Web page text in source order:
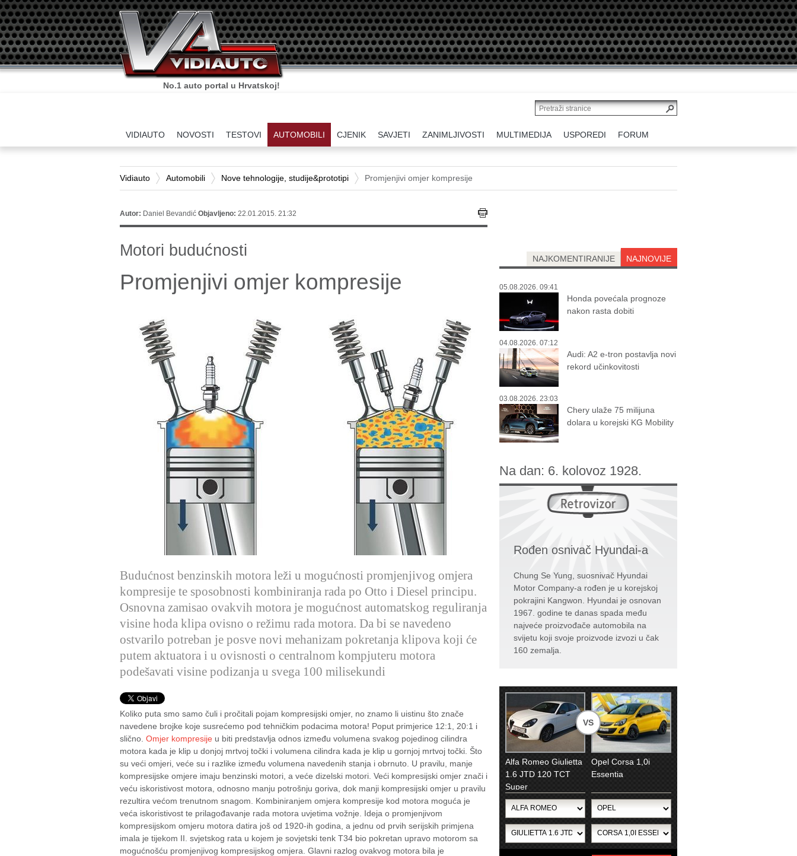
Sve što o autima trebate znati.
VIDIAUTO NOVOSTI TESTOVI AUTOMOBILI CJENIK SAVJETI ZANIMLJIVOSTI MULTIMEDIJA USPOREDI FORUM
Vidiauto Automobili Nove tehnologije, studije&prototipi Promjenjivi omjer kompresije
Autor: Daniel Bevandić Objavljeno: 22.01.2015. 21:32
Motori budućnosti
Promjenjivi omjer kompresije
Budućnost benzinskih motora leži u mogućnosti promjenjivog omjera
kompresije te sposobnosti kombiniranja rada po Otto i Diesel principu.
Osnovna zamisao ovakvih motora je mogućnost automatskog reguliranja
visine hoda klipa ovisno o režimu rada motora. Da bi se navedeno
ostvarilo potreban je posve novi mehanizam pokretanja klipova koji će
putem aktuatora i u ovisnosti o centralnom kompjuteru motora
podešavati visine podizanja u svega 100 milisekundi
Koliko puta smo samo čuli i pročitali pojam kompresijski omjer, no znamo li uistinu što znače
navedene brojke koje susrećemo pod tehničkim podacima motora! Poput primjerice 12:1, 20:1 i
slično. Omjer kompresije u biti predstavlja odnos između volumena svakog pojedinog cilindra
motora kada je klip u donjoj mrtvoj točki i volumena cilindra kada je klip u gornjoj mrtvoj točki. Što
su veći omjeri, veće su i razlike između volumena navedenih stanja i obrnuto. U pravilu, manje
kompresijske omjere imaju benzinski motori, a veće dizelski motori. Veći kompresijski omjer znači i
veću iskoristivost motora, odnosno manju potrošnju goriva, dok manji kompresijski omjer u pravilu
rezultira većom trenutnom snagom. Kombiniranjem omjera kompresije kod motora moguća je
veća iskoristivost te prilagođavanje rada motora uvjetima vožnje. Ideja o promjenjivom
kompresijskom omjeru motora datira još od 1920-ih godina, a jednu od prvih serijskih primjena
imala je tijekom II. svjetskog rata u kojem je sovjetski tenk T34 bio pokretan upravo motorom sa
mogućnošću promjenjivog kompresijskog omjera. Glavni razlog ovakvog motora bila je
NAJNOVIJE
NAJKOMENTIRANIJE
05.08.2026. 09:41
Honda povećala prognoze
nakon rasta dobiti
04.08.2026. 07:12
Audi: A2 e-tron postavlja novi
rekord učinkovitosti
03.08.2026. 23:03
Chery ulaže 75 milijuna
dolara u korejski KG Mobility
Na dan: 6. kolovoz 1928.
Rođen osnivač Hyundai-a
Chung Se Yung, suosnivač Hyundai
Motor Company-a rođen je u korejskoj
pokrajini Kangwon. Hyundai je osnovan
1967. godine te danas spada među
najveće proizvođače automobila na
svijetu koji svoje proizvode izvozi u čak
160 zemalja.
VS
Alfa Romeo Giulietta
1.6 JTD 120 TCT
Super
Opel Corsa 1,0i
Essentia